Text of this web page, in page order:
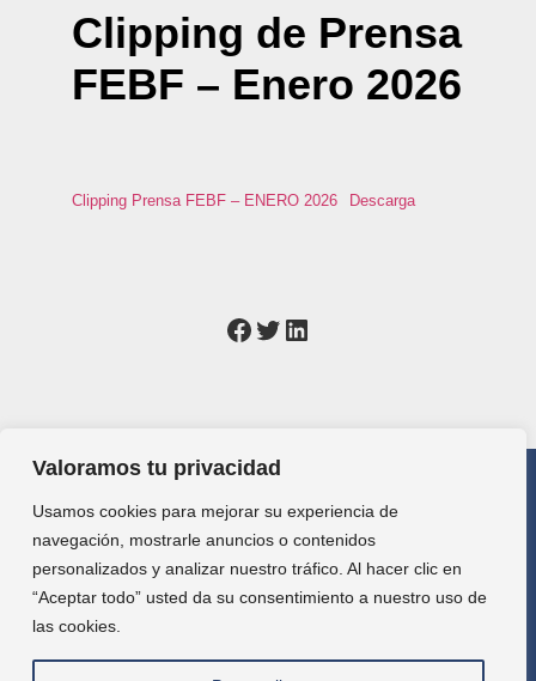
Valoramos tu privacidad
Usamos cookies para mejorar su experiencia de
navegación, mostrarle anuncios o contenidos
personalizados y analizar nuestro tráfico. Al hacer clic en
“Aceptar todo” usted da su consentimiento a nuestro uso de
las cookies.
Clipping de Prensa
FEBF – Enero 2026
Clipping Prensa FEBF – ENERO 2026 Descarga
+34 616 98 00 86|formacion@febf.org